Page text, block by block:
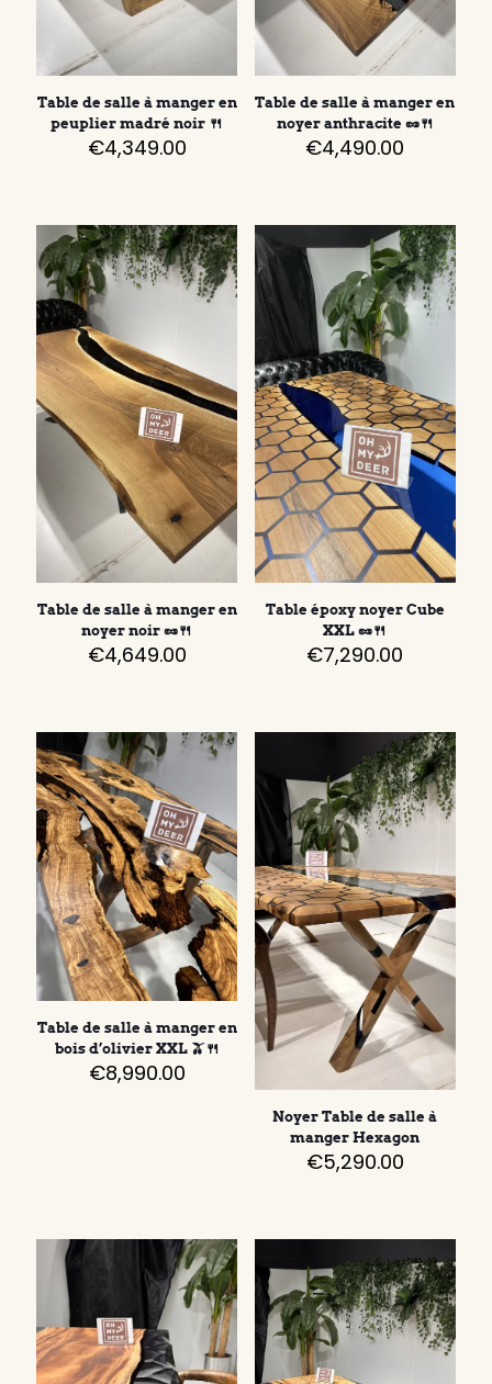
Table de salle à manger en
peuplier madré noir 🍴
€4,349.00
Table de salle à manger en
noyer anthracite 🥜🍴
€4,490.00
Table de salle à manger en
noyer noir 🥜🍴
€4,649.00
Table époxy noyer Cube
XXL 🥜🍴
€7,290.00
Table de salle à manger en
bois d’olivier XXL 🫒🍴
€8,990.00
Noyer Table de salle à
manger Hexagon
€5,290.00